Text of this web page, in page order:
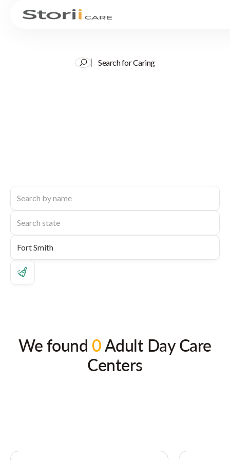
Search for Caring
We found 0Adult Day Care
Centers